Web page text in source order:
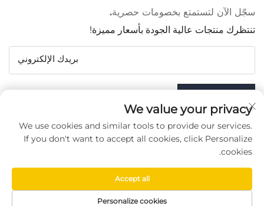
سجّل الآن لتستمتع بخصومات حصرية.
تنتظرك منتجات عالية الجودة بأسعار مميزة!
بريدك الإلكتروني
تابعونا
Copyright © Taizhou Chenran Packaging Technology Co.,
We value your privacy
We use cookies and similar tools to provide our services.
If you don't want to accept all cookies, click Personalize
cookies.
Personalize cookies
Accept all